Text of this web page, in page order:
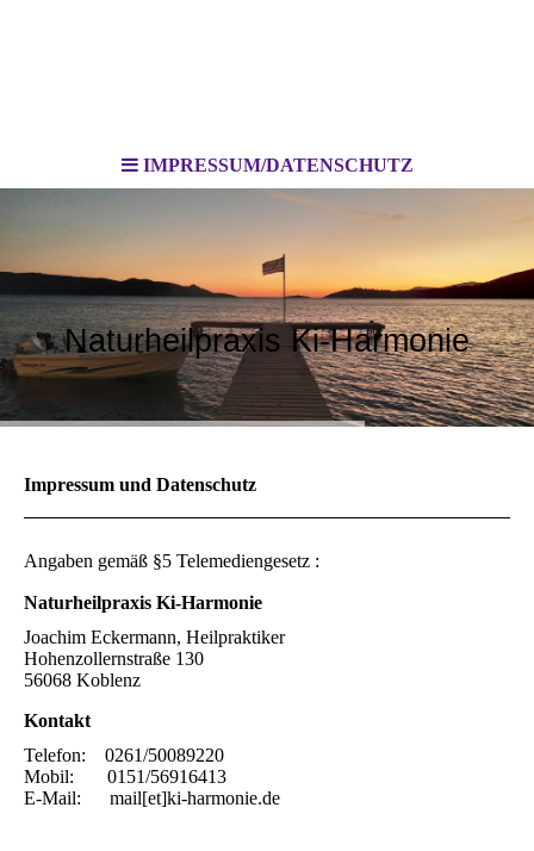
IMPRESSUM/DATENSCHUTZ
Naturheilpraxis Ki-Harmonie
Impressum und Datenschutz
Angaben gemäß §5 Telemediengesetz :
Naturheilpraxis Ki-Harmonie
Joachim Eckermann, Heilpraktiker
Hohenzollernstraße 130
56068 Koblenz
Kontakt
Telefon: 0261/50089220
Mobil: 0151/56916413
E-Mail: mail[et]ki-harmonie.de